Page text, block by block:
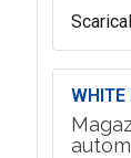
WHITE